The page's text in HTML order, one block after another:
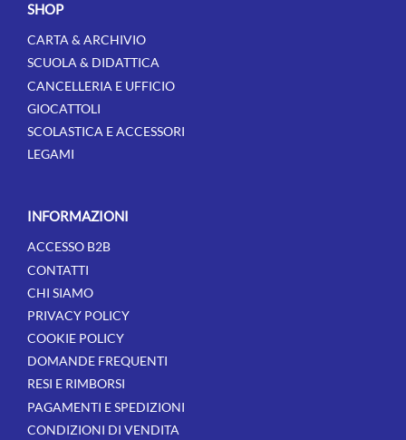
INFORMAZIONI
ACCESSO B2B
CONTATTI
CHI SIAMO
PRIVACY POLICY
COOKIE POLICY
DOMANDE FREQUENTI
RESI E RIMBORSI
PAGAMENTI E SPEDIZIONI
CONDIZIONI DI VENDITA
SHOP
CARTA & ARCHIVIO
SCUOLA & DIDATTICA
CANCELLERIA E UFFICIO
GIOCATTOLI
SCOLASTICA E ACCESSORI
LEGAMI